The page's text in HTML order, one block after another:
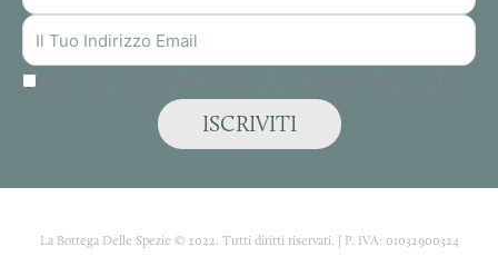
INDIRIZZO
MAIL
ISCRIVITI
La Bottega Delle Spezie © 2022. Tutti diritti riservati. | P. IVA: 01032900324